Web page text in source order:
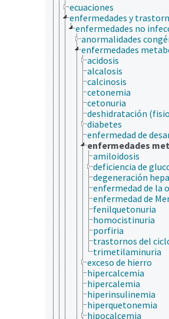
ecuaciones
enfermedades y
enfermedades no
anormalidades
enfermedades
acidosis
alcalosis
calcinosis
cetonemia
cetonuria
deshidratación
diabetes
enfermedad de
enfermedades
amiloidosis
deficiencia de
degeneración
enfermedad de la
enfermedad de
fenilquetonuria
homocistinuria
porfiria
trastornos del
trimetilaminuria
exceso de hierro
hipercalcemia
hipercalemia
hiperinsulinemia
hiperquetonemia
hipocalcemia